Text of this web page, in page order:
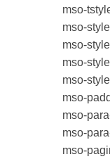
mso-
mso-
mso-
mso-
mso-
mso-
mso-
mso-
mso-